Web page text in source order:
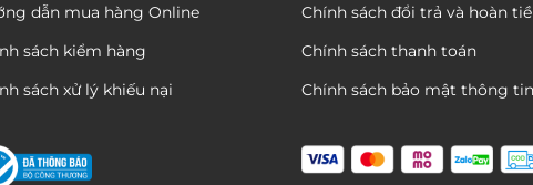
dẫn mua hàng Online
sách kiểm hàng
sách xử lý khiếu nại
Chính sách đổi trả và hoàn
Chính sách thanh toán
Chính sách bảo mật thông tin